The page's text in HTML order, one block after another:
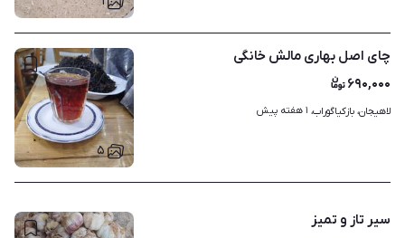
۵
چای اصل بهاری مالش خانگی
۶۹۰,۰۰۰
لاهیجان، بازکیاگوراب، ۱ هفته پیش
سیر تاز و تمیز